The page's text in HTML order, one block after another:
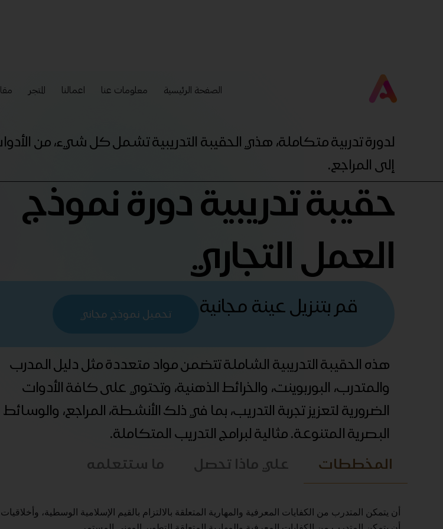
الصفحة الرئيسية معلومات عنا اعمالنا المتجر
لدورة تدربية متكاملة، هذي الحقيبة التدريبية تشمل كل شيء، من
إلى المراجع.
حقيبة تدريبية دورة نموذج
العمل التجاري
قم بتنزيل عينة مجانية تحميل نموذج مجاني
هذه الحقيبة التدريبية الشاملة تتضمن مواد متعددة مثل دليل المدرب
والمتدرب، البوربوينت، والخرائط الذهنية، وتحتوي على كافة الأدوات
الضرورية لتعزيز تجربة التدريب، بما في ذلك الأنشطة، المراجع، والوسائط
البصرية المتنوعة. مثالية لبرامج التدريب المتكاملة.
المخططات علي ماذا تحصل ما ستتعلمه
أن يتمكن المتدرب من الكفايات المعرفية والمهارية المتعلقة بالالتزام بالقيم الإسلامية الوسطية، وأخلاقيات